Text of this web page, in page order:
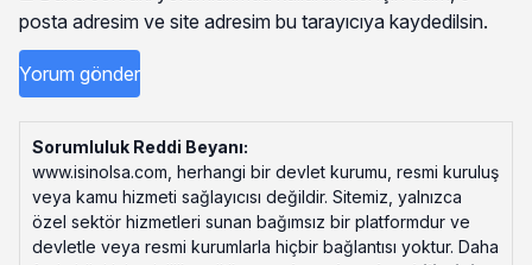
posta adresim ve site adresim bu tarayıcıya kaydedilsin.
Sorumluluk Reddi Beyanı:
www.isinolsa.com, herhangi bir devlet kurumu, resmi kuruluş
veya kamu hizmeti sağlayıcısı değildir. Sitemiz, yalnızca
özel sektör hizmetleri sunan bağımsız bir platformdur ve
devletle veya resmi kurumlarla hiçbir bağlantısı yoktur. Daha